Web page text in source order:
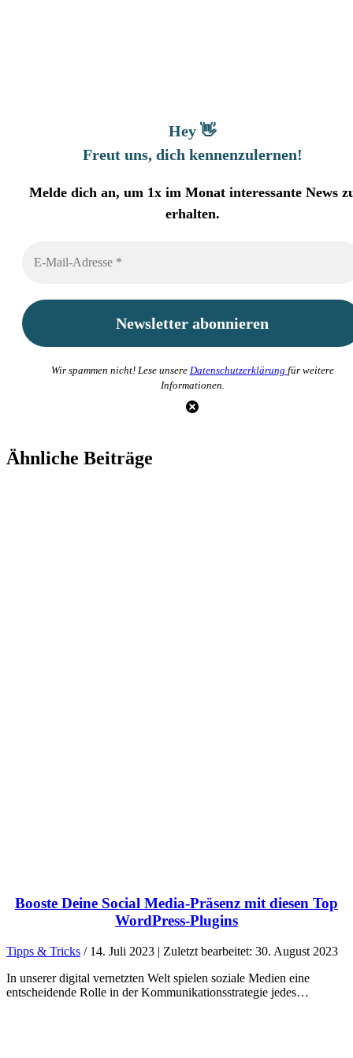
Hey 👋
Freut uns, dich kennenzulernen!
Melde dich an, um 1x im Monat interessante News
erhalten.
Wir spammen nicht! Lese unsere Datenschutzerklärung für weitere
Informationen.
Ähnliche Beiträge
Booste Deine Social Media-Präsenz mit diesen Top
WordPress-Plugins
Tipps & Tricks / 14. Juli 2023 | Zuletzt bearbeitet: 30. August 2023
In unserer digital vernetzten Welt spielen soziale Medien eine
entscheidende Rolle in der Kommunikationsstrategie jedes…